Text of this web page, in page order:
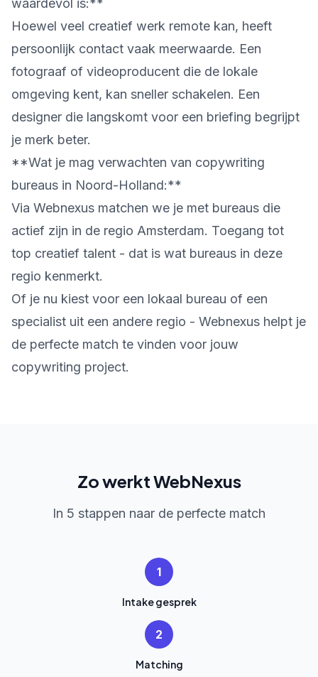
waardevol is:**
Hoewel veel creatief werk remote kan, heeft
persoonlijk contact vaak meerwaarde. Een
fotograaf of videoproducent die de lokale
omgeving kent, kan sneller schakelen. Een
designer die langskomt voor een briefing begrijpt
je merk beter.
**Wat je mag verwachten van copywriting
bureaus in Noord-Holland:**
Via Webnexus matchen we je met bureaus die
actief zijn in de regio Amsterdam. Toegang tot
top creatief talent - dat is wat bureaus in deze
regio kenmerkt.
Of je nu kiest voor een lokaal bureau of een
specialist uit een andere regio - Webnexus helpt je
de perfecte match te vinden voor jouw
copywriting project.
Zo werkt WebNexus
In 5 stappen naar de perfecte match
1
Intake gesprek
2
Matching